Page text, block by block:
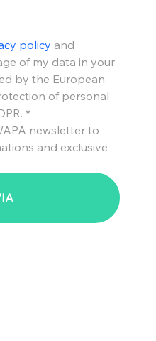
policy and
of my data in your
by the European
of personal
*
newsletter to
and exclusive